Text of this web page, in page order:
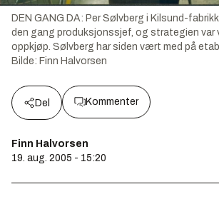
DEN GANG DA: Per Sølvberg i Kilsund-
den gang produksjonssjef, og strategien var
oppkjøp. Sølvberg har siden vært med på
Bilde: Finn Halvorsen
Del Kommenter
Finn Halvorsen
19. aug. 2005 - 15:20